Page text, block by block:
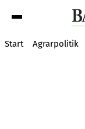
Start Agrarpolitik